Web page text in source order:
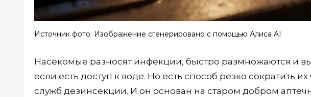
Источник фото: Изображение сгенерировано с помощью Алиса AI
Насекомые разносят инфекции, быстро размножаются и
если есть доступ к воде. Но есть способ резко сократить
служб дезинсекции. И он основан на старом добром